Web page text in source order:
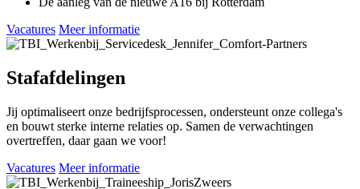
Vacatures Meer informatie
Stafafdelingen
Jij optimaliseert onze bedrijfsprocessen, ondersteunt onze collega's
en bouwt sterke interne relaties op. Samen de verwachtingen
overtreffen, daar gaan we voor!
Vacatures Meer informatie